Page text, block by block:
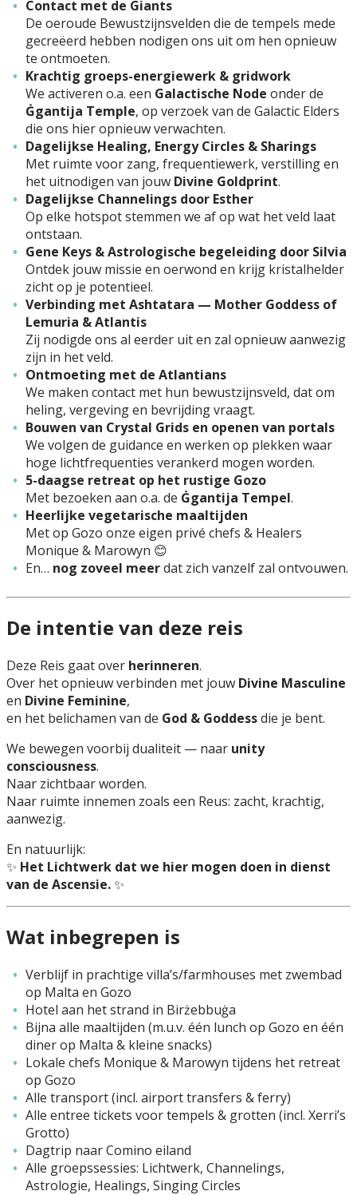
Contact met de Giants
De oeroude Bewustzijnsvelden die de tempels mede
gecreëerd hebben nodigen ons uit om hen opnieuw
te ontmoeten.
Krachtig groeps-energie­werk & gridwork
We activeren o.a. een Galactische Node onder de
Ġgantija Temple, op verzoek van de Galactic Elders
die ons hier opnieuw verwachten.
Dagelijkse Healing, Energy Circles & Sharings
Met ruimte voor zang, frequentiewerk, verstilling en
het uitnodigen van jouw Divine Goldprint.
Dagelijkse Channelings door Esther
Op elke hotspot stemmen we af op wat het veld laat
ontstaan.
Gene Keys & Astrologische begeleiding door Silvia
Ontdek jouw missie en oerwond en krijg kristalhelder
zicht op je potentieel.
Verbinding met Ashtatara — Mother Goddess of
Lemuria & Atlantis
Zij nodigde ons al eerder uit en zal opnieuw aanwezig
zijn in het veld.
Ontmoeting met de Atlantians
We maken contact met hun bewustzijnsveld, dat om
heling, vergeving en bevrijding vraagt.
Bouwen van Crystal Grids en openen van portals
We volgen de guidance en werken op plekken waar
hoge lichtfrequenties verankerd mogen worden.
5-daagse retreat op het rustige Gozo
Met bezoeken aan o.a. de Ġgantija Tempel.
Heerlijke vegetarische maaltijden
Met op Gozo onze eigen privé chefs & Healers
Monique & Marowyn 😊
En… nog zoveel meerdat zich vanzelf zal ontvouwen.
De intentie van deze reis
Deze Reis gaat over herinneren.
Over het opnieuw verbinden met jouw Divine Masculine
en Divine Feminine,
en het belichamen van de God & Goddessdie je bent.
We bewegen voorbij dualiteit — naar unity
consciousness.
Naar zichtbaar worden.
Naar ruimte innemen zoals een Reus: zacht, krachtig,
aanwezig.
En natuurlijk:
✨ Het Lichtwerk dat we hier mogen doen in dienst
van de Ascensie.✨
Wat inbegrepen is
Verblijf in prachtige villa’s/farmhouses met zwembad
op Malta en Gozo
Hotel aan het strand in Birżebbuġa
Bijna alle maaltijden (m.u.v. één lunch op Gozo en één
diner op Malta & kleine snacks)
Lokale chefs Monique & Marowyn tijdens het retreat
op Gozo
Alle transport (incl. airport transfers & ferry)
Alle entree tickets voor tempels & grotten (incl. Xerri’s
Grotto)
Dagtrip naar Comino eiland
Alle groepssessies: Lichtwerk, Channelings,
Astrologie, Healings, Singing Circles